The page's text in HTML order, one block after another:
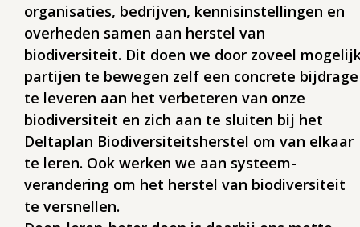
organisaties, bedrijven, kennis­instellingen en
overheden samen aan herstel van
biodiversiteit. Dit doen we door zoveel
partijen te bewegen zelf een concrete bijdrage
te leveren aan het verbeteren van onze
biodiversiteit en zich aan te sluiten bij het
Deltaplan Biodiversiteitsherstel om van elkaar
te leren. Ook werken we aan systeem­
verandering om het herstel van biodiversiteit
te versnellen.